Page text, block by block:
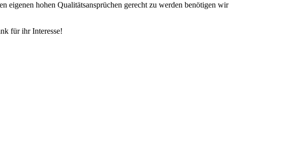
eigenen hohen Qualitätsansprüchen gerecht zu werden benötigen wir
für ihr Interesse!